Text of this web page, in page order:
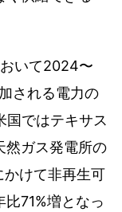
いて2024〜
される電力の
国ではテキサス
然ガス発電所の
けて非再生可
71%増となっ